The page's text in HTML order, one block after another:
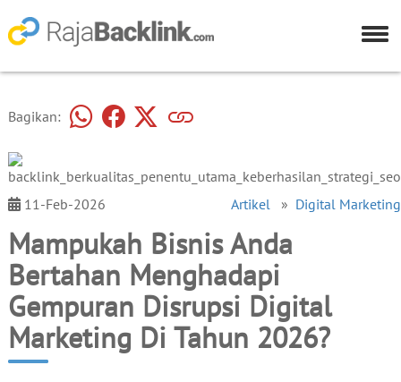
Bagikan:
11-Feb-2026 Artikel» Digital Marketing
Mampukah Bisnis Anda
Bertahan Menghadapi
Gempuran Disrupsi Digital
Marketing Di Tahun 2026?